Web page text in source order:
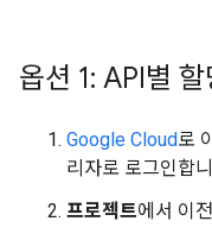
옵션 1: API별
Google Cloud로
리자로 로그인합
프로젝트에서 이